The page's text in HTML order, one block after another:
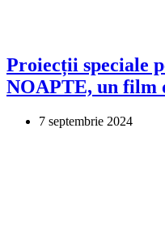
Proiecții speciale
NOAPTE, un film
7 septembrie 2024